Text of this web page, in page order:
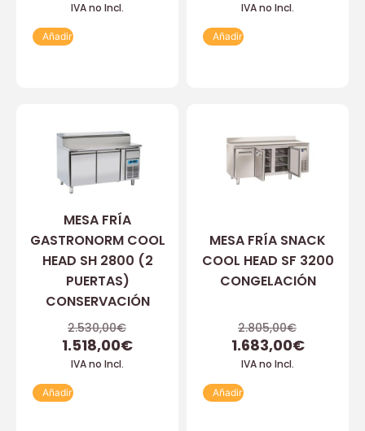
IVA no Incl.
Añadir
IVA no Incl.
Añadir
MESA FRÍA
GASTRONORM COOL
HEAD SH 2800 (2
PUERTAS)
CONSERVACIÓN
2.530,00€
1.518,00€
IVA no Incl.
Añadir
MESA FRÍA SNACK
COOL HEAD SF 3200
CONGELACIÓN
2.805,00€
1.683,00€
IVA no Incl.
Añadir